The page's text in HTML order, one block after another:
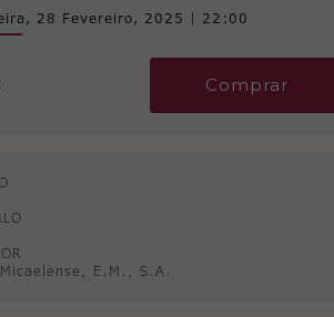
28 Fevereiro, 2025 | 22:00
Comprar
E.M., S.A.